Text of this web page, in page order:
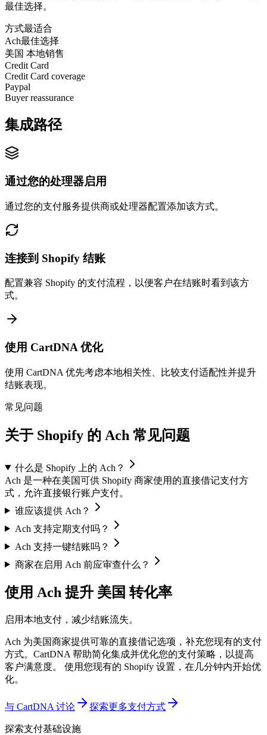
最佳选择。
方式最适合
Ach最佳选择
美国 本地销售
Credit Card
Credit Card coverage
Paypal
Buyer reassurance
集成路径
通过您的处理器启用
通过您的支付服务提供商或处理器配置添加该方式。
连接到 Shopify 结账
配置兼容 Shopify 的支付流程，以便客户在结账时看到该方
式。
使用 CartDNA 优化
使用 CartDNA 优先考虑本地相关性、比较支付适配性并提升
结账表现。
常见问题
关于 Shopify 的 Ach 常见问题
什么是 Shopify 上的 Ach？
Ach 是一种在美国可供 Shopify 商家使用的直接借记支付方
式，允许直接银行账户支付。
谁应该提供 Ach？
Ach 支持定期支付吗？
Ach 支持一键结账吗？
商家在启用 Ach 前应审查什么？
使用 Ach 提升 美国 转化率
启用本地支付，减少结账流失。
Ach 为美国商家提供可靠的直接借记选项，补充您现有的支付
方式。CartDNA 帮助简化集成并优化您的支付策略，以提高
客户满意度。
使用您现有的 Shopify 设置，在几分钟内开始优
化。
与 CartDNA 讨论 探索更多支付方式
探索支付基础设施